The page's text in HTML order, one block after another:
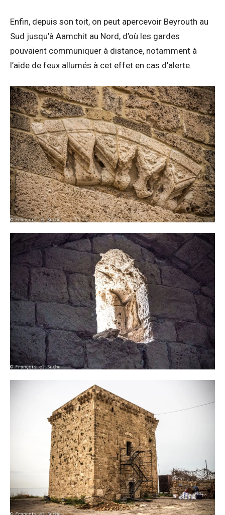
Enfin, depuis son toit, on peut apercevoir Beyrouth au
Sud jusqu’à Aamchit au Nord, d’où les gardes
pouvaient communiquer à distance, notamment à
l’aide de feux allumés à cet effet en cas d’alerte.